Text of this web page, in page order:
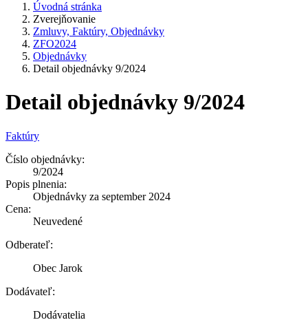
Úvodná stránka
Zverejňovanie
Zmluvy, Faktúry, Objednávky
ZFO2024
Objednávky
Detail objednávky 9/2024
Detail objednávky 9/2024
Faktúry
Číslo objednávky:
9/2024
Popis plnenia:
Objednávky za september 2024
Cena:
Neuvedené
Odberateľ:
Obec Jarok
Dodávateľ:
Dodávatelia